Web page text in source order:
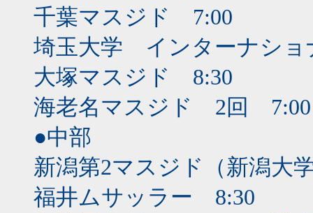
千葉マスジド 7:00
埼玉大学 インターナシ
大塚マスジド 8:30
海老名マスジド 2回 7:00
●中部
新潟第2マスジド（新潟大
福井ムサッラー 8:30